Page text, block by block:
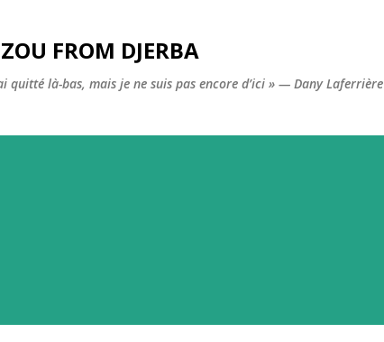
FROM DJERBA
quitté là-bas, mais je ne suis pas encore d’ici » — Dany Laferrière